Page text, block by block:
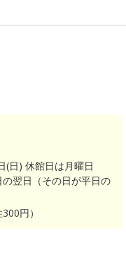
(日) 休館日は月曜日
の翌日（その日が平日の
円）